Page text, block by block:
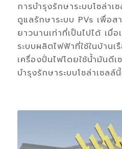
การบำรุงรักษาระบบโซล่าเ
ดูแลรักษาระบบ PVs เพื่อ
ยาวนานเท่าที่เป็นไปได้ เมื่
ระบบผลิตไฟฟ้าที่ใช้ในบ้าน
เครื่องปั่นไฟโดยใช้น้ำมันดี
บำรุงรักษาระบบโซล่าเซล